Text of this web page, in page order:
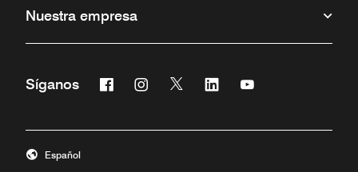
Nuestra empresa
Síganos Facebook
Abre una ventana nueva
Instagram
Abre una ventana nueva
Twitter
Abre una ventana nueva
Linkedin
Abre una ventana nueva
Abre una ventana
Español